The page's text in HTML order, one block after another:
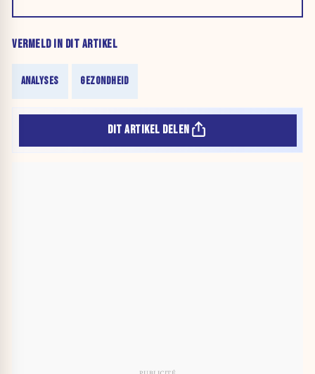
VERMELD IN DIT ARTIKEL
ANALYSES GEZONDHEID
DIT ARTIKEL DELEN